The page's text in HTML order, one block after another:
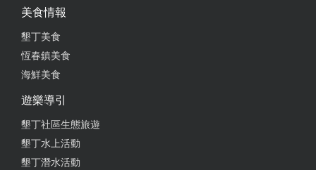
美食情報
墾丁美食
恆春鎮美食
海鮮美食
遊樂導引
墾丁社區生態旅遊
墾丁水上活動
墾丁潛水活動